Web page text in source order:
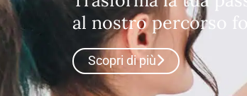
consulente
Scopri di più